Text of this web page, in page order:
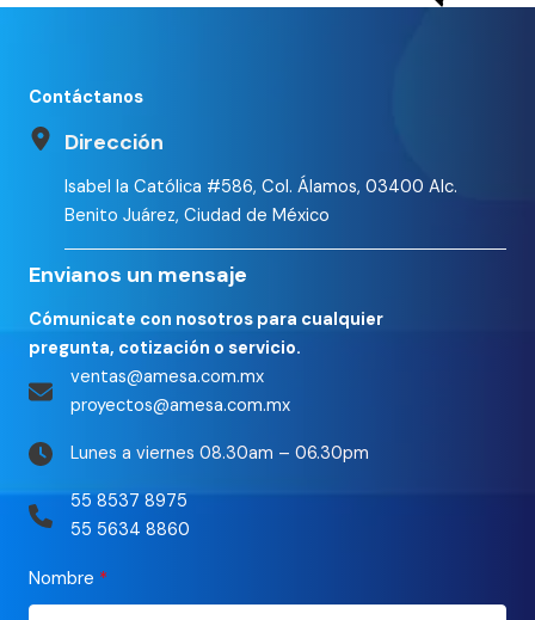
Contáctanos
Dirección
Isabel la Católica #586, Col. Álamos, 03400 Alc.
Benito Juárez, Ciudad de México
Envianos un mensaje
Cómunicate con nosotros para cualquier
pregunta, cotización o servicio.
ventas@amesa.com.mx
proyectos@amesa.com.mx
Lunes a viernes 08.30am – 06.30pm
55 8537 8975
55 5634 8860
Nombre